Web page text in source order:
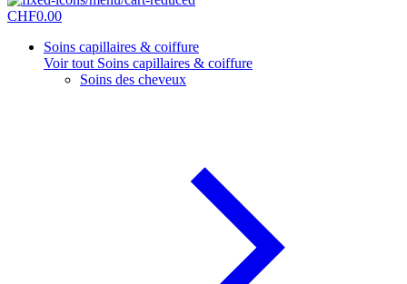
CHF0.00
Soins capillaires & coiffure
Voir tout Soins capillaires & coiffure
Soins des cheveux